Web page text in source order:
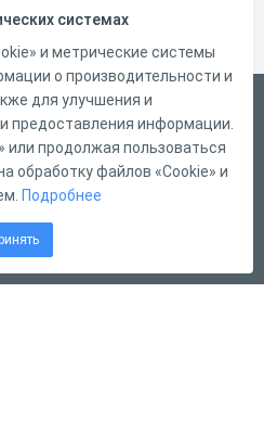
системах
и метрические системы
о производительности и
для улучшения и
предоставления информации.
или продолжая пользоваться
обработку файлов «Cookie» и
Подробнее